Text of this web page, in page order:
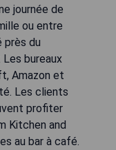
journée de
ou entre
près du
Les bureaux
Amazon et
Les clients
profiter
Kitchen and
au bar à café.